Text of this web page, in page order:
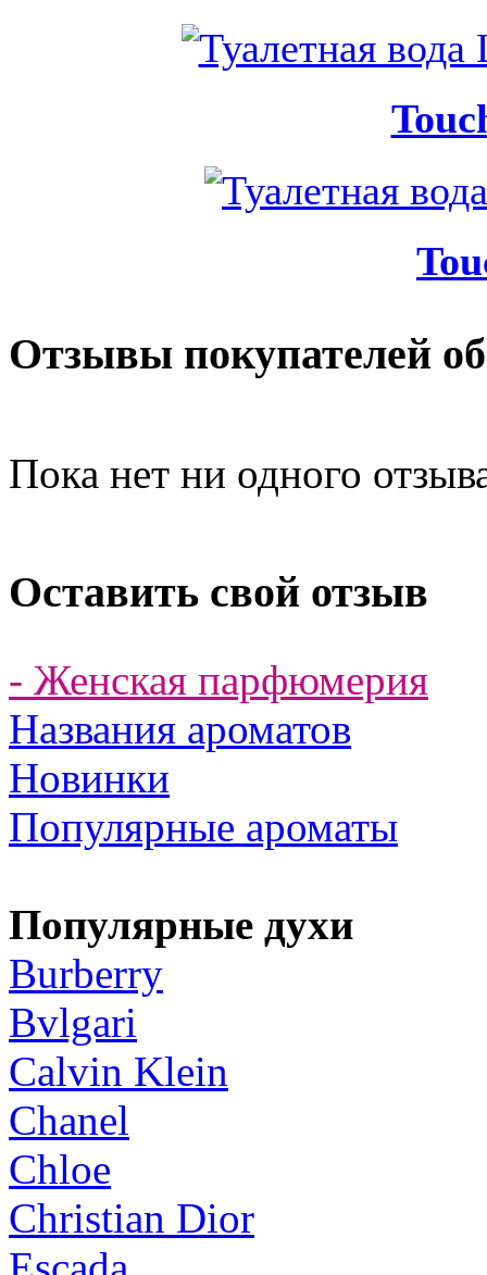
Отзывы покупателей
Пока нет ни одного
Оставить свой отзыв
- Женская парфюмерия
Названия ароматов
Новинки
Популярные ароматы
Популярные духи
Burberry
Bvlgari
Calvin Klein
Chanel
Chloe
Christian Dior